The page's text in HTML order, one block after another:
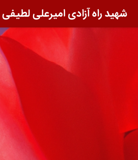
شهید راه آزادی امیرعلی لطیفی